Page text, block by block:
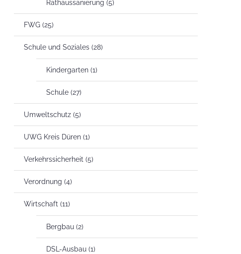
Rathaussanierung (5)
FWG (25)
Schule und Soziales (28)
Kindergarten (1)
Schule (27)
Umweltschutz (5)
UWG Kreis Düren (1)
Verkehrssicherheit (5)
Verordnung (4)
Wirtschaft (11)
Bergbau (2)
DSL-Ausbau (1)